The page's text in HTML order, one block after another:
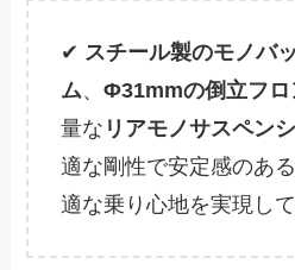
✔ スチール製のモノバ
ム、Φ31mmの倒立フロ
量な リアモノサスペン
適な剛性で安定感のあ
適な乗り心地を実現して